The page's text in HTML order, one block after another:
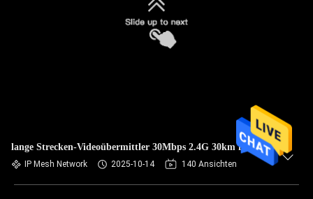
lange Strecken-Videoübermittler 30Mbps 2.4G 30km für UAV
IP Mesh Network 2025-10-14 140 Ansichten